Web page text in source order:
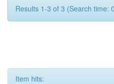
Results 1-3 of 3 (Search time:
Item hits: